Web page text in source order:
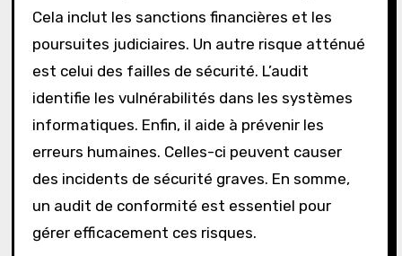
Cela inclut les sanctions financières et les
poursuites judiciaires. Un autre risque atténué
est celui des failles de sécurité. L’audit
identifie les vulnérabilités dans les systèmes
informatiques. Enfin, il aide à prévenir les
erreurs humaines. Celles-ci peuvent causer
des incidents de sécurité graves. En somme,
un audit de conformité est essentiel pour
gérer efficacement ces risques.